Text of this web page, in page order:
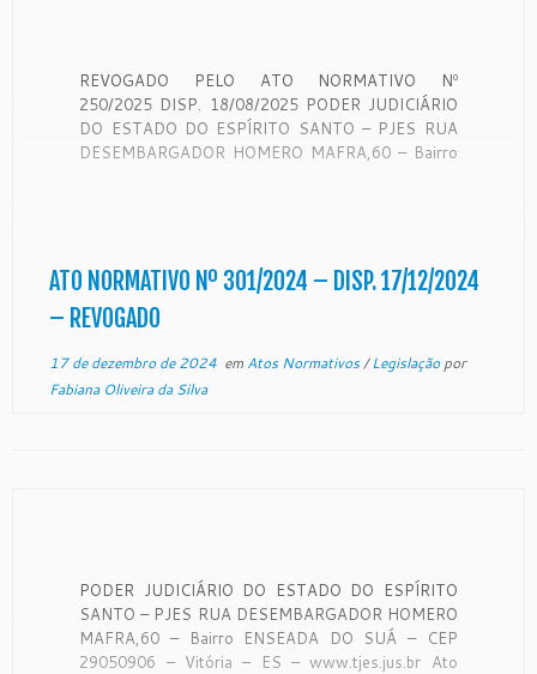
REVOGADO PELO ATO NORMATIVO Nº
250/2025 DISP. 18/08/2025 PODER JUDICIÁRIO
DO ESTADO DO ESPÍRITO SANTO – PJES RUA
DESEMBARGADOR HOMERO MAFRA,60 – Bairro
ATO NORMATIVO Nº 301/2024 – DISP. 17/12/2024
– REVOGADO
17 de dezembro de 2024em Atos Normativos/Legislaçãopor
Fabiana Oliveira da Silva
PODER JUDICIÁRIO DO ESTADO DO ESPÍRITO
SANTO – PJES RUA DESEMBARGADOR HOMERO
MAFRA,60 – Bairro ENSEADA DO SUÁ – CEP
29050906 – Vitória – ES – www.tjes.jus.br Ato